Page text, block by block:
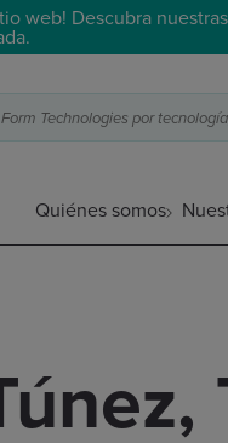
web! Descubra
Technologies por
Quiénes somos